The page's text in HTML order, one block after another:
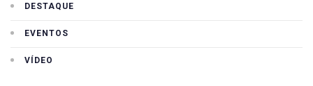
DESTAQUE
EVENTOS
VÍDEO